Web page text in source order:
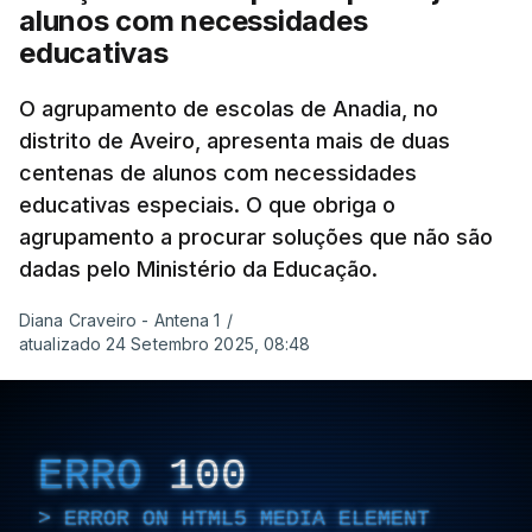
alunos com necessidades
educativas
O agrupamento de escolas de Anadia, no
distrito de Aveiro, apresenta mais de duas
centenas de alunos com necessidades
educativas especiais. O que obriga o
agrupamento a procurar soluções que não são
dadas pelo Ministério da Educação.
Diana Craveiro - Antena 1 /
atualizado 24 Setembro 2025, 08:48
ERRO 100
ERROR ON HTML5 MEDIA ELEMENT